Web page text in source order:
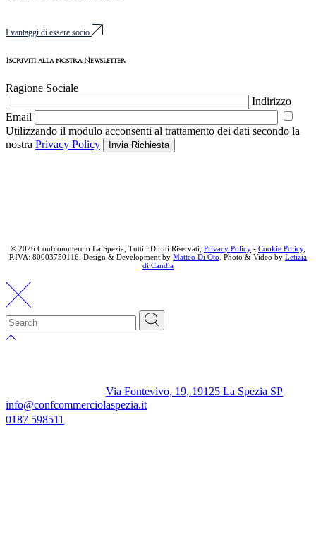
I vantaggi di essere socio
Iscriviti alla nostra Newsletter
Ragione Sociale
Indirizzo
Email
Utilizzando il modulo acconsenti al trattamento dei dati secondo la
nostra Privacy Policy Invia Richiesta
© 2026 Confcommercio La Spezia, Tutti i Diritti Riservati, Privacy Policy - Cookie Policy,
P.IVA: 80003750116. Design & Development by Matteo Di Oto. Photo & Video by Letizia
di Candia
Via Fontevivo, 19, 19125 La Spezia SP
info@confcommerciolaspezia.it
0187 598511